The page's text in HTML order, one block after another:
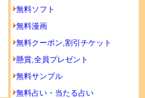
無料ソフト
無料漫画
無料クーポン,割引チケット
懸賞,全員プレゼント
無料サンプル
無料占い・当たる占い